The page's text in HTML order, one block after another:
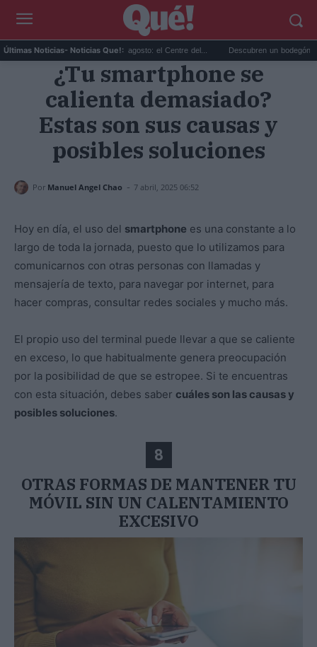
Últimas Noticias- Noticias Que!:
Planes gratis en Valencia en agosto: el Centre del... Descubren un bodegón de
¿Tu smartphone se
calienta demasiado?
Estas son sus causas y
posibles soluciones
Por Manuel Angel Chao - 7 abril, 2025 06:52
Hoy en día, el uso del smartphone es una constante a lo
largo de toda la jornada, puesto que lo utilizamos para
comunicarnos con otras personas con llamadas y
mensajería de texto, para navegar por internet, para
hacer compras, consultar redes sociales y mucho más.
El propio uso del terminal puede llevar a que se caliente
en exceso, lo que habitualmente genera preocupación
por la posibilidad de que se estropee. Si te encuentras
con esta situación, debes saber cuáles son las causas y
posibles soluciones.
8
OTRAS FORMAS DE MANTENER TU
MÓVIL SIN UN CALENTAMIENTO
EXCESIVO